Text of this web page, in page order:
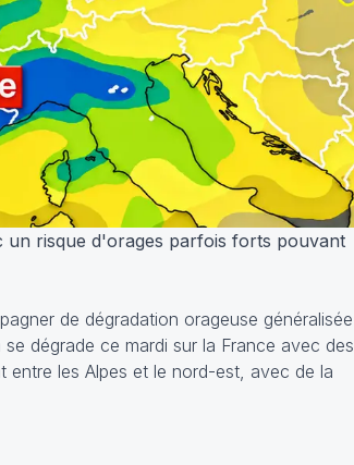
un risque d'orages parfois forts pouvant
de dégradation orageuse généralisée
dégrade ce mardi sur la France avec des
entre les Alpes et le nord-est, avec de la